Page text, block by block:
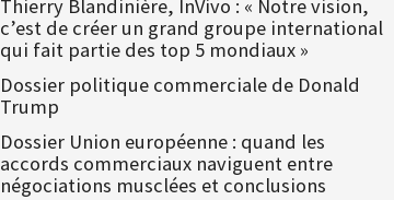
Thierry Blandinière, InVivo : « Notre vision,
c’est de créer un grand groupe international
qui fait partie des top 5 mondiaux »
Dossier politique commerciale de Donald
Trump
Dossier Union européenne : quand les
accords commerciaux naviguent entre
négociations musclées et conclusions